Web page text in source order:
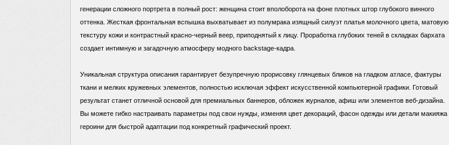
генерации сложного портрета в полный рост: женщина стоит вполоборота на фоне плотных штор глубокого винного
оттенка. Жесткая фронтальная вспышка выхватывает из полумрака изящный силуэт платья молочного цвета, матовую
текстуру кожи и контрастный красно-черный веер, приподнятый к лицу. Проработка глубоких теней в складках бархата
создает интимную и загадочную атмосферу модного backstage-кадра.
Уникальная структура описания гарантирует безупречную прорисовку глянцевых бликов на гладком атласе, фактуры
ткани и мелких кружевных элементов, полностью исключая эффект искусственной компьютерной графики. Готовый
результат станет отличной основой для премиальных баннеров, обложек журналов, афиш или элементов веб-дизайна.
Вы можете гибко настраивать параметры под свои нужды, изменяя цвет декораций, фасон одежды или детали макияжа
героини для быстрой адаптации под конкретный графический проект.